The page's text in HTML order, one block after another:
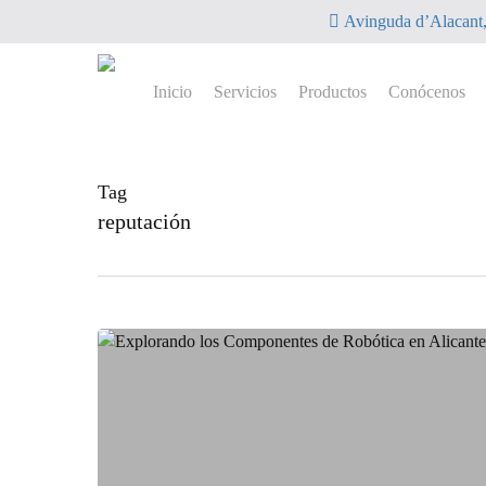
Avinguda
Inicio Servicios Productos Conócenos
Tag
reputación
Explorando